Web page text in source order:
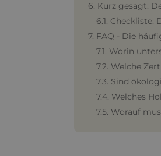
6. Kurz gesagt:
6.1.
7. FAQ - Die
7.1. Worin
7.2. Welche
7.3. Sind
7.4. Welches
7.5. Worauf